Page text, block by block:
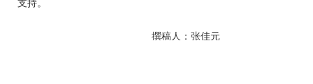
支持。
撰稿人：张佳元